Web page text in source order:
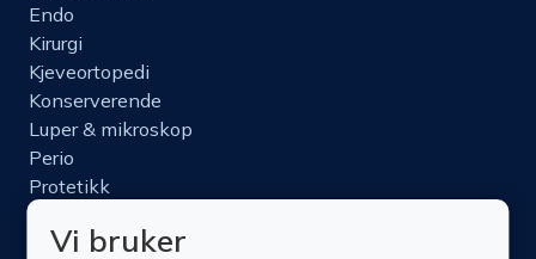
Endo
Kirurgi
Kjeveortopedi
Konserverende
Luper & mikroskop
Perio
Protetikk
Vi bruker